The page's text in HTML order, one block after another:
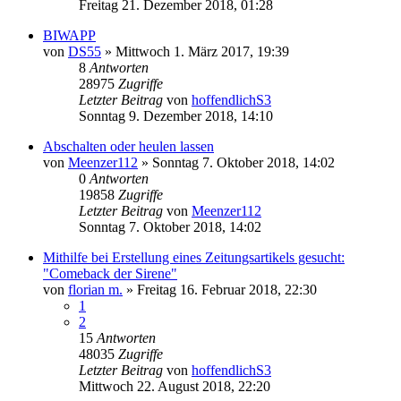
Freitag 21. Dezember 2018, 01:28
BIWAPP
von DS55 » Mittwoch 1. März 2017, 19:39
8 Antworten
28975 Zugriffe
Letzter Beitrag von hoffendlichS3
Sonntag 9. Dezember 2018, 14:10
Abschalten oder heulen lassen
von Meenzer112 » Sonntag 7. Oktober 2018, 14:02
0 Antworten
19858 Zugriffe
Letzter Beitrag von Meenzer112
Sonntag 7. Oktober 2018, 14:02
Mithilfe bei Erstellung eines Zeitungsartikels gesucht:
"Comeback der Sirene"
von florian m. » Freitag 16. Februar 2018, 22:30
1
2
15 Antworten
48035 Zugriffe
Letzter Beitrag von hoffendlichS3
Mittwoch 22. August 2018, 22:20